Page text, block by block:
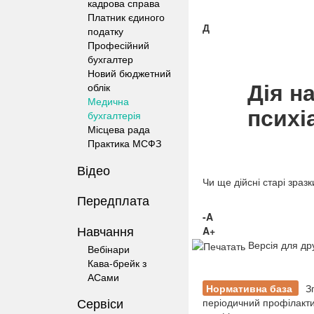
кадрова справа
Платник єдиного
податку
Професійний
бухгалтер
Новий бюджетний
облік
Медична
бухгалтерія
Місцева рада
Практика МСФЗ
Відео
Передплата
Навчання
Вебінари
Кава-брейк з
АСами
Сервіси
Д
Дія
Чи ще дійсні старі
-A
A+
Версія для
Нормативна база
періодичний